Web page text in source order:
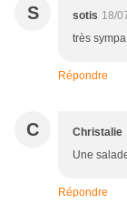
S sotis 18/
très
Répondre
C Christalie
Une
Répondre